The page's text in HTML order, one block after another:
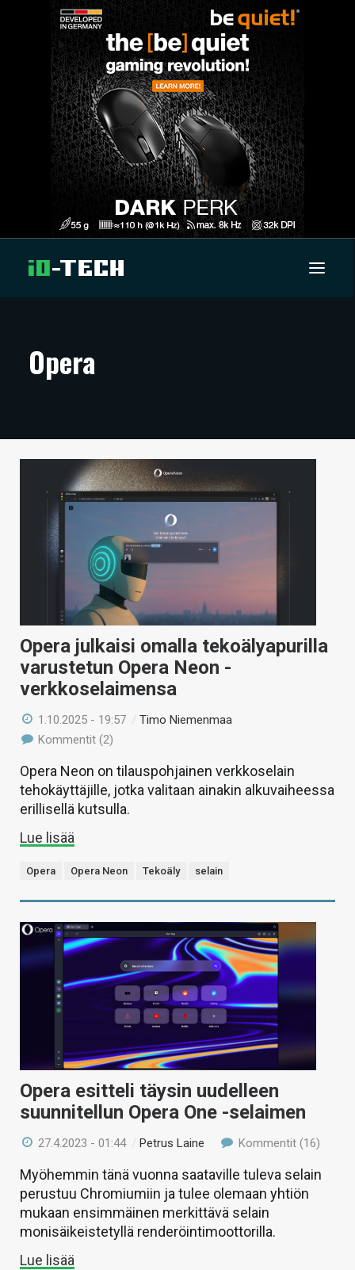
ARTIKKELIT
TECHBBS
HINTA.FI
KAUPPA
HAKU
Opera
Opera julkaisi omalla tekoälyapurilla
varustetun Opera Neon -
verkkoselaimensa
1.10.2025 - 19:57 /Timo Niemenmaa
Kommentit (2)
Opera Neon on tilauspohjainen verkkoselain
tehokäyttäjille, jotka valitaan ainakin alkuvaiheessa
erillisellä kutsulla.
Lue lisää
Opera Opera Neon Tekoäly selain
Opera esitteli täysin uudelleen
suunnitellun Opera One -selaimen
27.4.2023 - 01:44 / Petrus Laine Kommentit (16)
Myöhemmin tänä vuonna saataville tuleva selain
perustuu Chromiumiin ja tulee olemaan yhtiön
mukaan ensimmäinen merkittävä selain
monisäikeistetyllä renderöintimoottorilla.
Lue lisää